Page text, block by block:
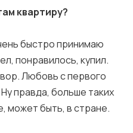
квартиру?
быстро принимаю
понравилось, купил.
Любовь с первого
правда, больше таких
может быть, в стране.